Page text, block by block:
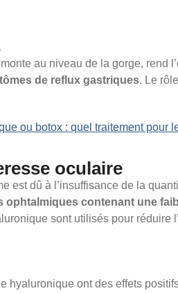
au niveau de la gorge,
de reflux gastriques. Le
ou botox : quel traitement pour
oculaire
dû à l’insuffisance de la
ophtalmiques contenant une
sont utilisés pour réduire
ont des effets